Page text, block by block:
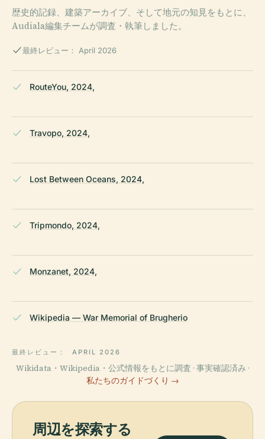
歴史的記録、建築アーカイブ、そして地元の知見をもとに、
Audiala編集チームが調査・執筆しました。
最終レビュー： April 2026
RouteYou, 2024,
Travopo, 2024,
Lost Between Oceans, 2024,
Tripmondo, 2024,
Monzanet, 2024,
Wikipedia — War Memorial of Brugherio
最終レビュー： APRIL 2026
Wikidata・Wikipedia・公式情報をもとに調査 · 事実確認済み ·
私たちのガイドづくり →
周辺を探索する